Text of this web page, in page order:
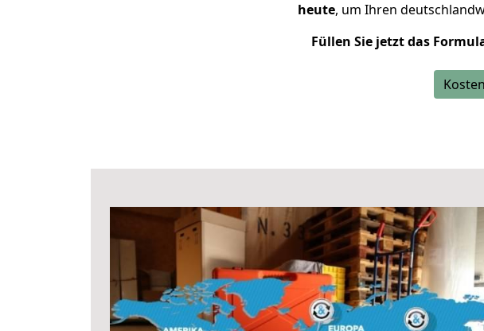
heute, um Ihren
Füllen Sie jetzt das